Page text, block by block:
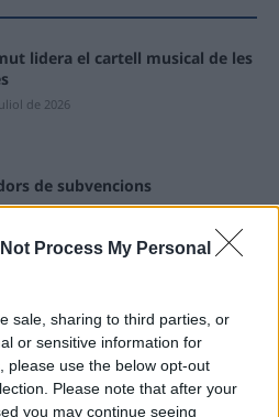
Process My Personal
sale, sharing to third parties, or
or sensitive information for
please use the below opt-out
Please note that after your
you may continue seeing
lidera el cartell musical de les
de 2026
de subvencions
de 2026
viurà unes festes amb més
actes i l’expectació per l’eclipsi
de 2026